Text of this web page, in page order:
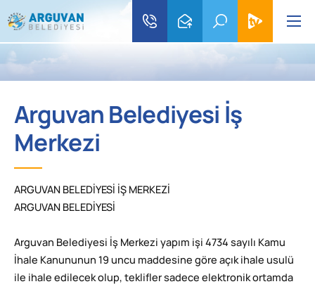
Arguvan Belediyesi İş
Merkezi
ARGUVAN BELEDİYESİ İŞ MERKEZİ
ARGUVAN BELEDİYESİ
Arguvan Belediyesi İş Merkezi yapım işi 4734 sayılı Kamu
İhale Kanununun 19 uncu maddesine göre açık ihale usulü
ile ihale edilecek olup, teklifler sadece elektronik ortamda